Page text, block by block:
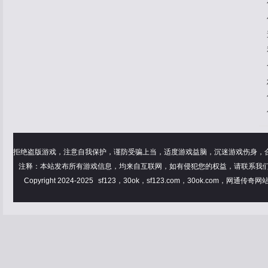
拒绝盗版游戏，注意自我保护，谨防受骗上当，适度游戏益脑，沉迷游戏伤身，
注释：本站发布所有游戏信息，均来自互联网，如有侵犯您的权益，请联系我
Copyright 2024-2025
sf123，30ok，sf123.com，30ok.com，网通传奇网